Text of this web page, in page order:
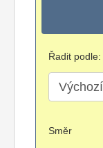
Řadit podle:
Směr